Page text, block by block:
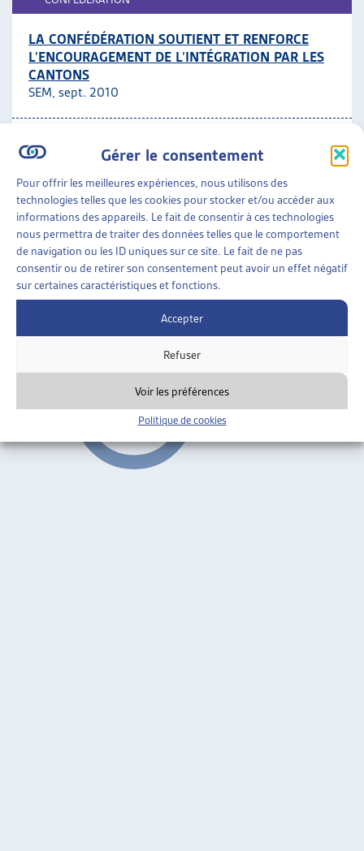
Gérer le consentement
Pour offrir les meilleures expériences, nous utilisons des
technologies telles que les cookies pour stocker et/ou accéder aux
informations des appareils. Le fait de consentir à ces technologies
nous permettra de traiter des données telles que le comportement
de navigation ou les ID uniques sur ce site. Le fait de ne pas
consentir ou de retirer son consentement peut avoir un effet négatif
sur certaines caractéristiques et fonctions.
Accepter
Refuser
Voir les préférences
Politique de cookies
LA CONFÉDÉRATION SOUTIENT ET RENFORCE
L’ENCOURAGEMENT DE L’INTÉGRATION PAR LES
CANTONS
SEM, sept. 2010
MIGRATIONS»INTÉGRATION» PAR LA
CONFÉDÉRATION
LE CONSEIL FÉDÉRAL CONCRÉTISE SON
ENGAGEMENT CONTRE LA DISCRIMINATION
Rapport sur l’évolution de la politique d’intégration de
la Confédération, DFI, avril 2010